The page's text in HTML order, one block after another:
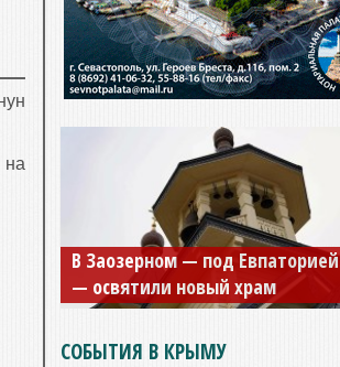
В Заозерном — под Евпаторией
— освятили новый храм
СОБЫТИЯ В КРЫМУ